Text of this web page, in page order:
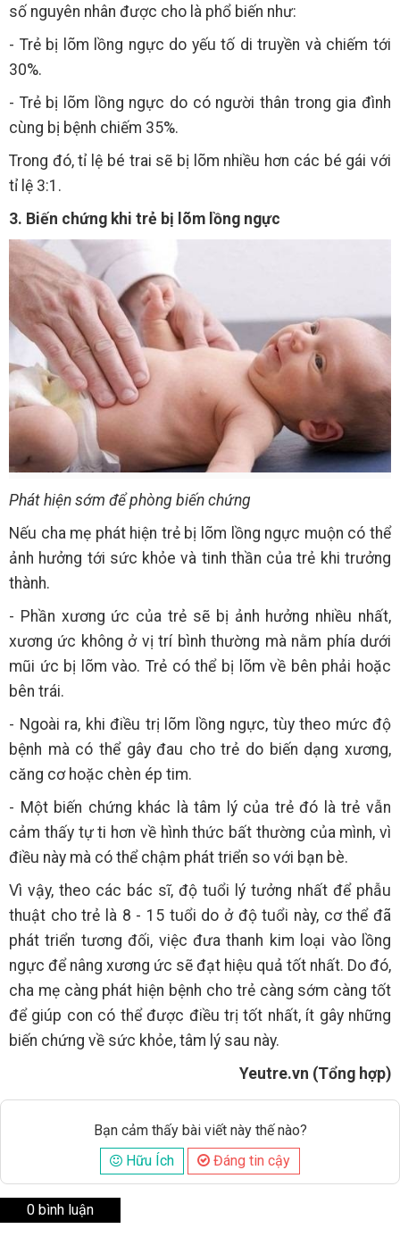
số nguyên nhân được cho là phổ biến như:
- Trẻ bị lõm lồng ngực do yếu tố di truyền và chiếm tới
30%.
- Trẻ bị lõm lồng ngực do có người thân trong gia đình
cùng bị bệnh chiếm 35%.
Trong đó, tỉ lệ bé trai sẽ bị lõm nhiều hơn các bé gái với
tỉ lệ 3:1.
3. Biến chứng khi trẻ bị lõm lồng ngực
Phát hiện sớm để phòng biến chứng
Nếu cha mẹ phát hiện trẻ bị lõm lồng ngực muộn có thể
ảnh hưởng tới sức khỏe và tinh thần của trẻ khi trưởng
thành.
- Phần xương ức của trẻ sẽ bị ảnh hưởng nhiều nhất,
xương ức không ở vị trí bình thường mà nằm phía dưới
mũi ức bị lõm vào. Trẻ có thể bị lõm về bên phải hoặc
bên trái.
- Ngoài ra, khi điều trị lõm lồng ngực, tùy theo mức độ
bệnh mà có thể gây đau cho trẻ do biến dạng xương,
căng cơ hoặc chèn ép tim.
- Một biến chứng khác là tâm lý của trẻ đó là trẻ vẫn
cảm thấy tự ti hơn về hình thức bất thường của mình, vì
điều này mà có thể chậm phát triển so với bạn bè.
Vì vậy, theo các bác sĩ, độ tuổi lý tưởng nhất để phẫu
thuật cho trẻ là 8 - 15 tuổi do ở độ tuổi này, cơ thể đã
phát triển tương đối, việc đưa thanh kim loại vào lồng
ngực để nâng xương ức sẽ đạt hiệu quả tốt nhất. Do đó,
cha mẹ càng phát hiện bệnh cho trẻ càng sớm càng tốt
để giúp con có thể được điều trị tốt nhất, ít gây những
biến chứng về sức khỏe, tâm lý sau này.
Yeutre.vn (Tổng hợp)
Bạn cảm thấy bài viết này thế nào?
Hữu Ích
Đáng tin cậy
0 bình luận